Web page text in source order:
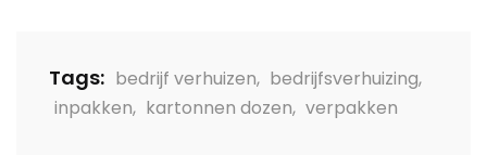
Tags: bedrijf verhuizen, bedrijfsverhuizing,
inpakken, kartonnen dozen, verpakken